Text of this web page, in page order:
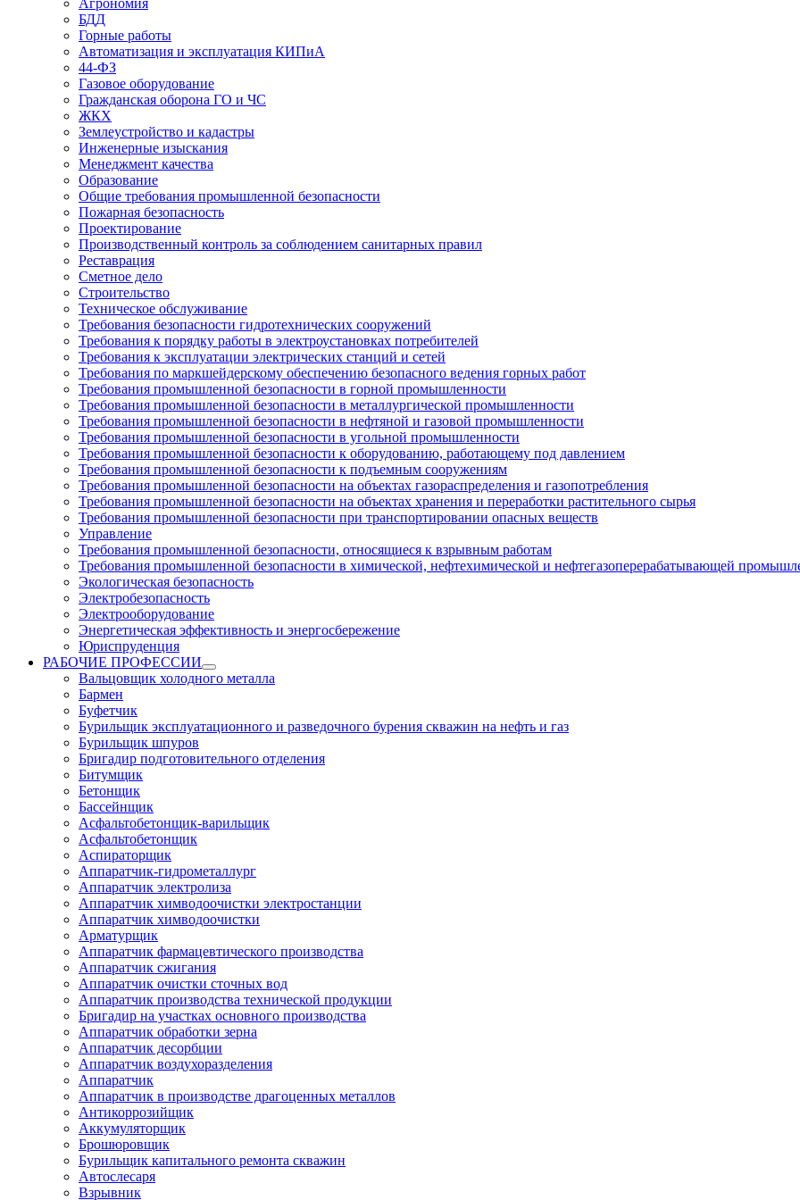
Агрономия
БДД
Горные работы
Автоматизация и эксплуатация КИПиА
44-ФЗ
Газовое оборудование
Гражданская оборона ГО и ЧС
ЖКХ
Землеустройство и кадастры
Инженерные изыскания
Менеджмент качества
Образование
Общие требования промышленной безопасности
Пожарная безопасность
Проектирование
Производственный контроль за соблюдением санитарных правил
Реставрация
Сметное дело
Строительство
Техническое обслуживание
Требования безопасности гидротехнических сооружений
Требования к порядку работы в электроустановках потребителей
Требования к эксплуатации электрических станций и сетей
Требования по маркшейдерскому обеспечению безопасного ведения горных работ
Требования промышленной безопасности в горной промышленности
Требования промышленной безопасности в металлургической промышленности
Требования промышленной безопасности в нефтяной и газовой промышленности
Требования промышленной безопасности в угольной промышленности
Требования промышленной безопасности к оборудованию, работающему под давлением
Требования промышленной безопасности к подъемным сооружениям
Требования промышленной безопасности на объектах газораспределения и газопотребления
Требования промышленной безопасности на объектах хранения и переработки растительного сырья
Требования промышленной безопасности при транспортировании опасных веществ
Управление
Требования промышленной безопасности, относящиеся к взрывным работам
Требования промышленной безопасности в химической, нефтехимической и нефтегазоперерабатывающей
Экологическая безопасность
Электробезопасность
Электрооборудование
Энергетическая эффективность и энергосбережение
Юриспруденция
РАБОЧИЕ ПРОФЕССИИ
Вальцовщик холодного металла
Бармен
Буфетчик
Бурильщик эксплуатационного и разведочного бурения скважин на нефть и газ
Бурильщик шпуров
Бригадир подготовительного отделения
Битумщик
Бетонщик
Бассейнщик
Асфальтобетонщик-варильщик
Асфальтобетонщик
Аспираторщик
Аппаратчик-гидрометаллург
Аппаратчик электролиза
Аппаратчик химводоочистки электростанции
Аппаратчик химводоочистки
Арматурщик
Аппаратчик фармацевтического производства
Аппаратчик сжигания
Аппаратчик очистки сточных вод
Аппаратчик производства технической продукции
Бригадир на участках основного производства
Аппаратчик обработки зерна
Аппаратчик десорбции
Аппаратчик воздухоразделения
Аппаратчик
Аппаратчик в производстве драгоценных металлов
Антикоррозийщик
Аккумуляторщик
Брошюровщик
Бурильщик капитального ремонта скважин
Автослесаря
Взрывник